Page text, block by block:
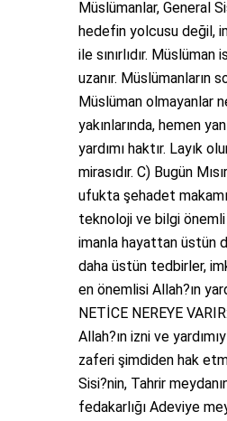
Müslümanlar, General
hedefin yolcusu değil,
ile sınırlıdır.
uzanır. Müslümanların
Müslüman olmayanlar
yakınlarında, hemen
yardımı haktır. Layık
mirasıdır. C) Bugün
ufukta şehadet
teknoloji ve bilgi önemli
imanla hayattan üstün
daha üstün tedbirler,
en önemlisi Allah?ın
NETİCE NEREYE VARIR:
Allah?ın izni ve
zaferi şimdiden hak
Sisi?nin, Tahrir
fedakarlığı Adeviye